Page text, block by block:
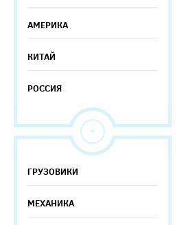
АМЕРИКА
КИТАЙ
РОССИЯ
ГРУЗОВИКИ
МЕХАНИКА